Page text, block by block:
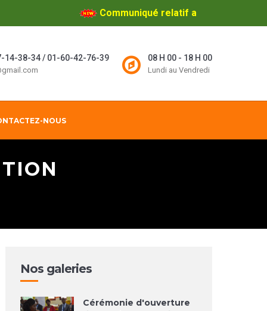
Communiqué relatif aux concours
14-38-34 / 01-60-42-76-39 08 H 00 - 18 H 00
Lundi au Vendredi
NOUS
Nos galeries
Cérémonie d'ouverture